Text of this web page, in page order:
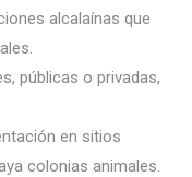
alcalaínas que
públicas o privadas,
en sitios
colonias animales.